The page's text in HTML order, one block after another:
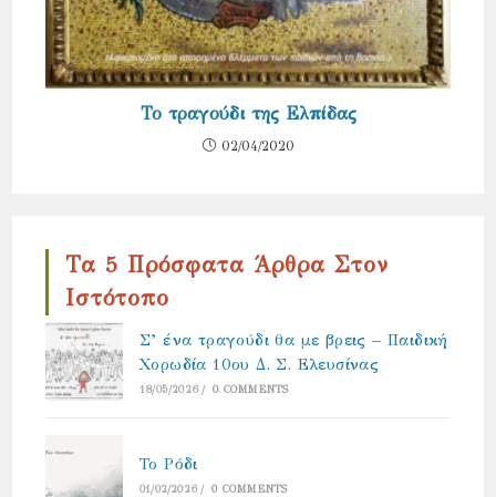
Το τραγούδι της Ελπίδας
02/04/2020
Τα 5 Πρόσφατα Άρθρα Στον
Ιστότοπο
Σ’ ένα τραγούδι θα με βρεις – Παιδική
Χορωδία 10ου Δ. Σ. Ελευσίνας
18/05/2026 / 0 COMMENTS
Το Ρόδι
01/02/2026 / 0 COMMENTS